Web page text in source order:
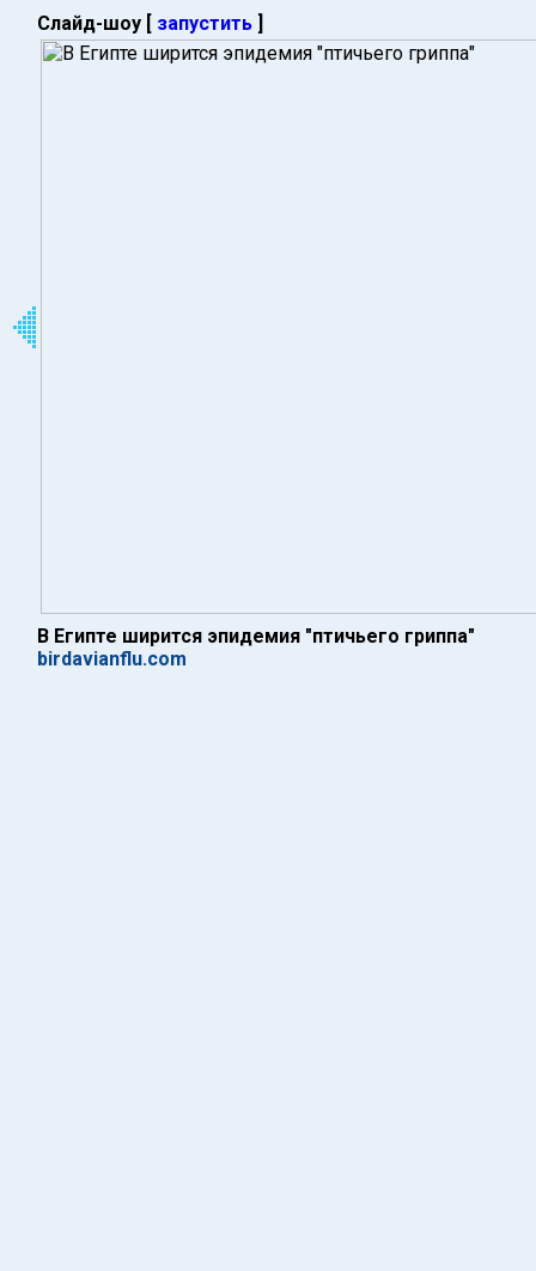
Слайд-шоу [ запустить ]
В Египте ширится эпидемия "птичьего гриппа"
birdavianflu.com